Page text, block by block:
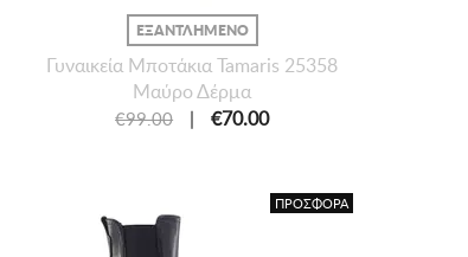
ΕΞΑΝΤΛΗΜΕΝΟ
Γυναικεία Mποτάκια Tamaris 25358
Μαύρο Δέρμα
€99.00 | €70.00
ΠΡΟΣΦΟΡΑ